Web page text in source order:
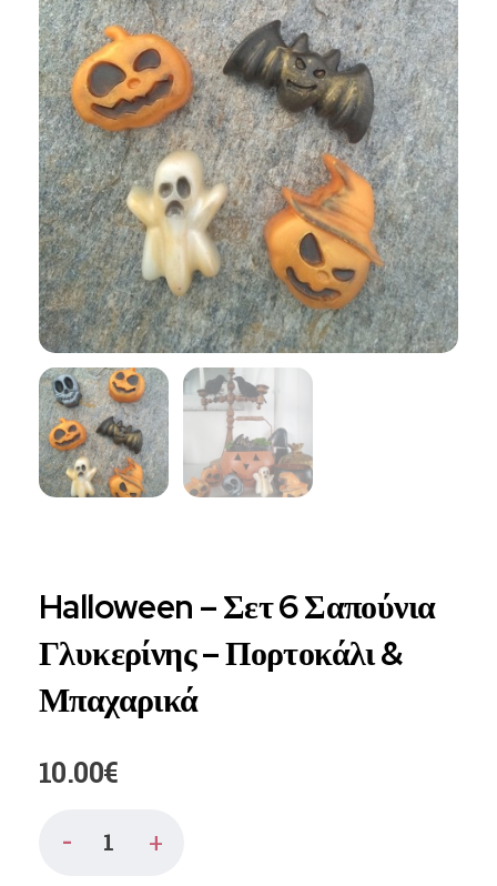
Halloween – Σετ 6 Σαπούνια
Γλυκερίνης – Πορτοκάλι &
Μπαχαρικά
10.00€